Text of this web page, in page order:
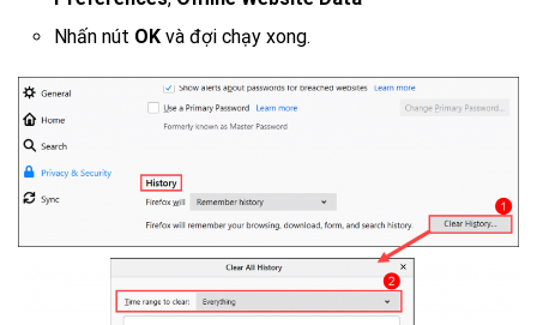
Nhấn nút OK và đợi chạy xong.